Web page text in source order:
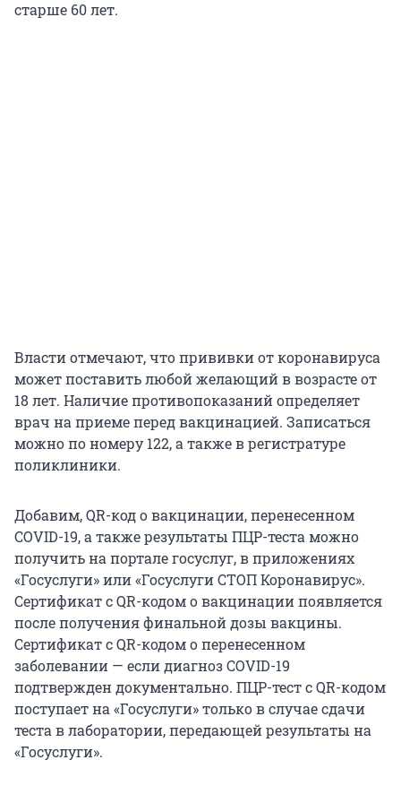
старше 60 лет.
Власти отмечают, что прививки от коронавируса
может поставить любой желающий в возрасте от
18 лет. Наличие противопоказаний определяет
врач на приеме перед вакцинацией. Записаться
можно по номеру 122, а также в регистратуре
поликлиники.
Добавим, QR-код о вакцинации, перенесенном
COVID-19, а также результаты ПЦР-теста можно
получить на портале госуслуг, в приложениях
«Госуслуги» или «Госуслуги СТОП Коронавирус».
Сертификат с QR-кодом о вакцинации появляется
после получения финальной дозы вакцины.
Сертификат с QR-кодом о перенесенном
заболевании — если диагноз COVID-19
подтвержден документально. ПЦР-тест с QR-кодом
поступает на «Госуслуги» только в случае сдачи
теста в лаборатории, передающей результаты на
«Госуслуги».